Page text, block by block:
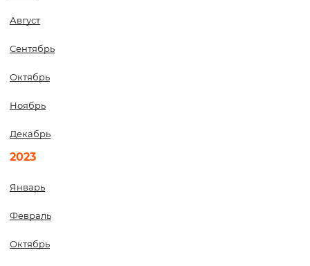
Август
Сентябрь
Октябрь
Ноябрь
Декабрь
2023
Январь
Февраль
Октябрь